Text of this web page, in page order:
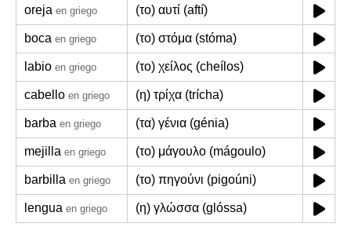
oreja en griego (το) αυτί (aftí)
boca en griego (το) στόμα (stóma)
labio en griego (το) χείλος (cheílos)
cabello en griego (η) τρίχα (trícha)
barba en griego (τα) γένια (génia)
mejilla en griego (το) μάγουλο (mágoulo)
barbilla en griego (το) πηγούνι (pigoúni)
lengua en griego (η) γλώσσα (glóssa)